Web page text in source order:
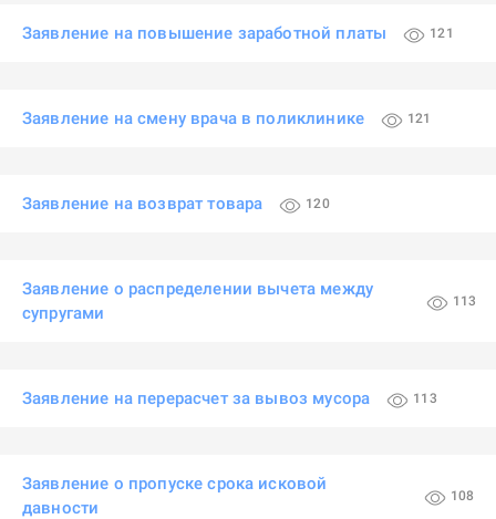
Заявление на повышение заработной платы 121
Заявление на смену врача в поликлинике 121
Заявление на возврат товара 120
Заявление о распределении вычета между
супругами
113
Заявление на перерасчет за вывоз мусора 113
Заявление о пропуске срока исковой
давности
108